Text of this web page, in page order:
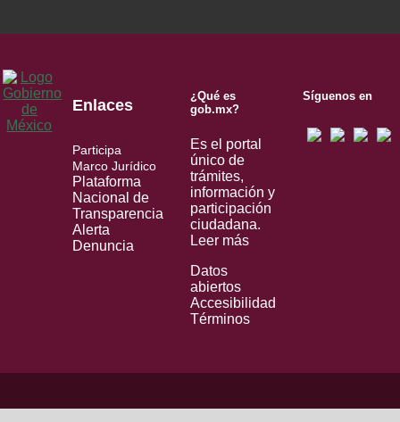
Enlaces
Participa
Marco Jurídico
Plataforma
Nacional de
Transparencia
Alerta
Denuncia
¿Qué es
gob.mx?
Es el portal
único de
trámites,
información y
participación
ciudadana.
Leer más
Datos
abiertos
Accesibilidad
Términos
Síguenos en